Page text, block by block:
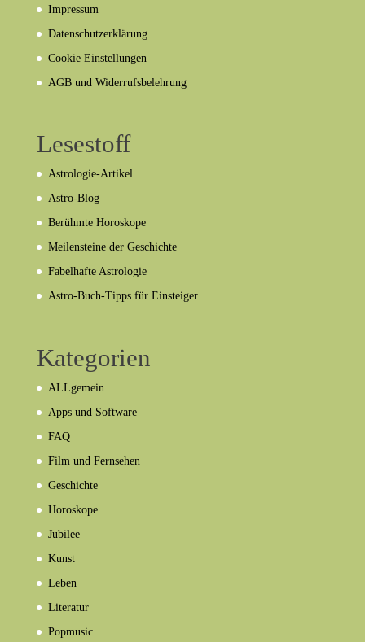
Impressum
Datenschutzerklärung
Cookie Einstellungen
AGB und Widerrufsbelehrung
Lesestoff
Astrologie-Artikel
Astro-Blog
Berühmte Horoskope
Meilensteine der Geschichte
Fabelhafte Astrologie
Astro-Buch-Tipps für Einsteiger
Kategorien
ALLgemein
Apps und Software
FAQ
Film und Fernsehen
Geschichte
Horoskope
Jubilee
Kunst
Leben
Literatur
Popmusic